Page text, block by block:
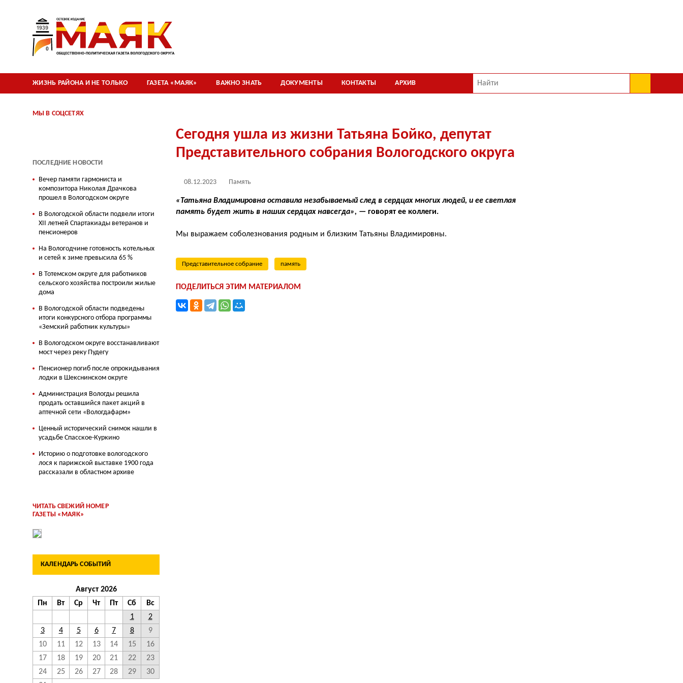
ЖИЗНЬ РАЙОНА И НЕ ТОЛЬКО ГАЗЕТА «МАЯК» ВАЖНО ЗНАТЬ ДОКУМЕНТЫ КОНТАКТЫ АРХИВ
Сегодня ушла из жизни Татьяна Бойко, депутат
Представительного собрания Вологодского округа
08.12.2023 Память
«Татьяна Владимировна оставила незабываемый след в сердцах многих людей, и ее светлая
память будет жить в наших сердцах навсегда», — говорят ее коллеги.
Мы выражаем соболезнования родным и близким Татьяны Владимировны.
Представительное собрание память
ПОДЕЛИТЬСЯ ЭТИМ МАТЕРИАЛОМ
МЫ В СОЦСЕТЯХ
ПОСЛЕДНИЕ НОВОСТИ
Вечер памяти гармониста и
композитора Николая Драчкова
прошел в Вологодском округе
В Вологодской области подвели итоги
XII летней Спартакиады ветеранов и
пенсионеров
На Вологодчине готовность котельных
и сетей к зиме превысила 65 %
В Тотемском округе для работников
сельского хозяйства построили жилые
дома
В Вологодской области подведены
итоги конкурсного отбора программы
«Земский работник культуры»
В Вологодском округе восстанавливают
мост через реку Пудегу
Пенсионер погиб после опрокидывания
лодки в Шекснинском округе
Администрация Вологды решила
продать оставшийся пакет акций в
аптечной сети «Вологдафарм»
Ценный исторический снимок нашли в
усадьбе Спасское-Куркино
Историю о подготовке вологодского
лося к парижской выставке 1900 года
рассказали в областном архиве
ЧИТАТЬ СВЕЖИЙ НОМЕР
ГАЗЕТЫ «МАЯК»
КАЛЕНДАРЬ СОБЫТИЙ
Август 2026
Пн
Вт Ср Чт Пт Сб
Вс
1
2
3
4 5 6 7 8
9
10
11 12 13 14 15
16
17
18 19 20 21 22
23
24
25 26 27 28 29
30